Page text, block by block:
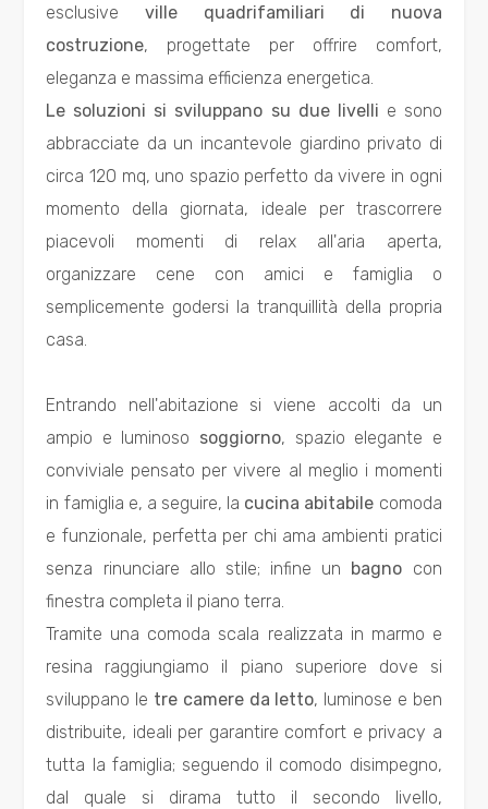
esclusive ville quadrifamiliari di nuova
costruzione, progettate per offrire comfort,
eleganza e massima efficienza energetica.
Le soluzioni si sviluppano su due livelli e sono
abbracciate da un incantevole giardino privato di
circa 120 mq, uno spazio perfetto da vivere in ogni
momento della giornata, ideale per trascorrere
piacevoli momenti di relax all'aria aperta,
organizzare cene con amici e famiglia o
semplicemente godersi la tranquillità della propria
casa.
Entrando nell'abitazione si viene accolti da un
ampio e luminoso soggiorno, spazio elegante e
conviviale pensato per vivere al meglio i momenti
in famiglia e, a seguire, la cucina abitabile comoda
e funzionale, perfetta per chi ama ambienti pratici
senza rinunciare allo stile; infine un bagno con
finestra completa il piano terra.
Tramite una comoda scala realizzata in marmo e
resina raggiungiamo il piano superiore dove si
sviluppano le tre camere da letto, luminose e ben
distribuite, ideali per garantire comfort e privacy a
tutta la famiglia; seguendo il comodo disimpegno,
dal quale si dirama tutto il secondo livello,
Residenziali
Commerciali
Industriali
Prezzo
Totale
mq
Locali
minimi